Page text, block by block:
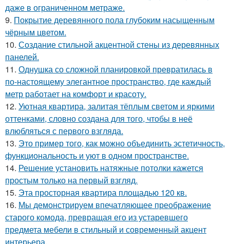
даже в ограниченном метраже.
9. Покрытие деревянного пола глубоким насыщенным
чёрным цветом.
10. Создание стильной акцентной стены из деревянных
панелей.
11. Однушка со сложной планировкой превратилась в
по-настоящему элегантное пространство, где каждый
метр работает на комфорт и красоту.
12. Уютная квартира, залитая тёплым светом и яркими
оттенками, словно создана для того, чтобы в неё
влюбляться с первого взгляда.
13. Это пример того, как можно объединить эстетичность,
функциональность и уют в одном пространстве.
14. Решение установить натяжные потолки кажется
простым только на первый взгляд.
15. Эта просторная квартира площадью 120 кв.
16. Мы демонстрируем впечатляющее преображение
старого комода, превращая его из устаревшего
предмета мебели в стильный и современный акцент
интерьера.